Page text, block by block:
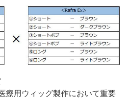
療用ウィッグ製作において重要